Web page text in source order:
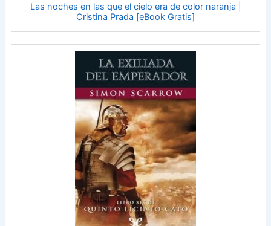
Las noches en las que el cielo era de color naranja |
Cristina Prada [eBook Gratis]